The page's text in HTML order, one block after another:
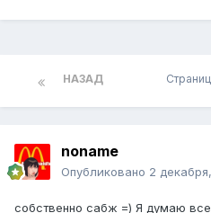
НАЗАД
noname
Опубликовано 2
собственно сабж =) Я думаю